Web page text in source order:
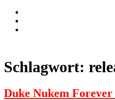
Schlagwort:
Duke Nukem